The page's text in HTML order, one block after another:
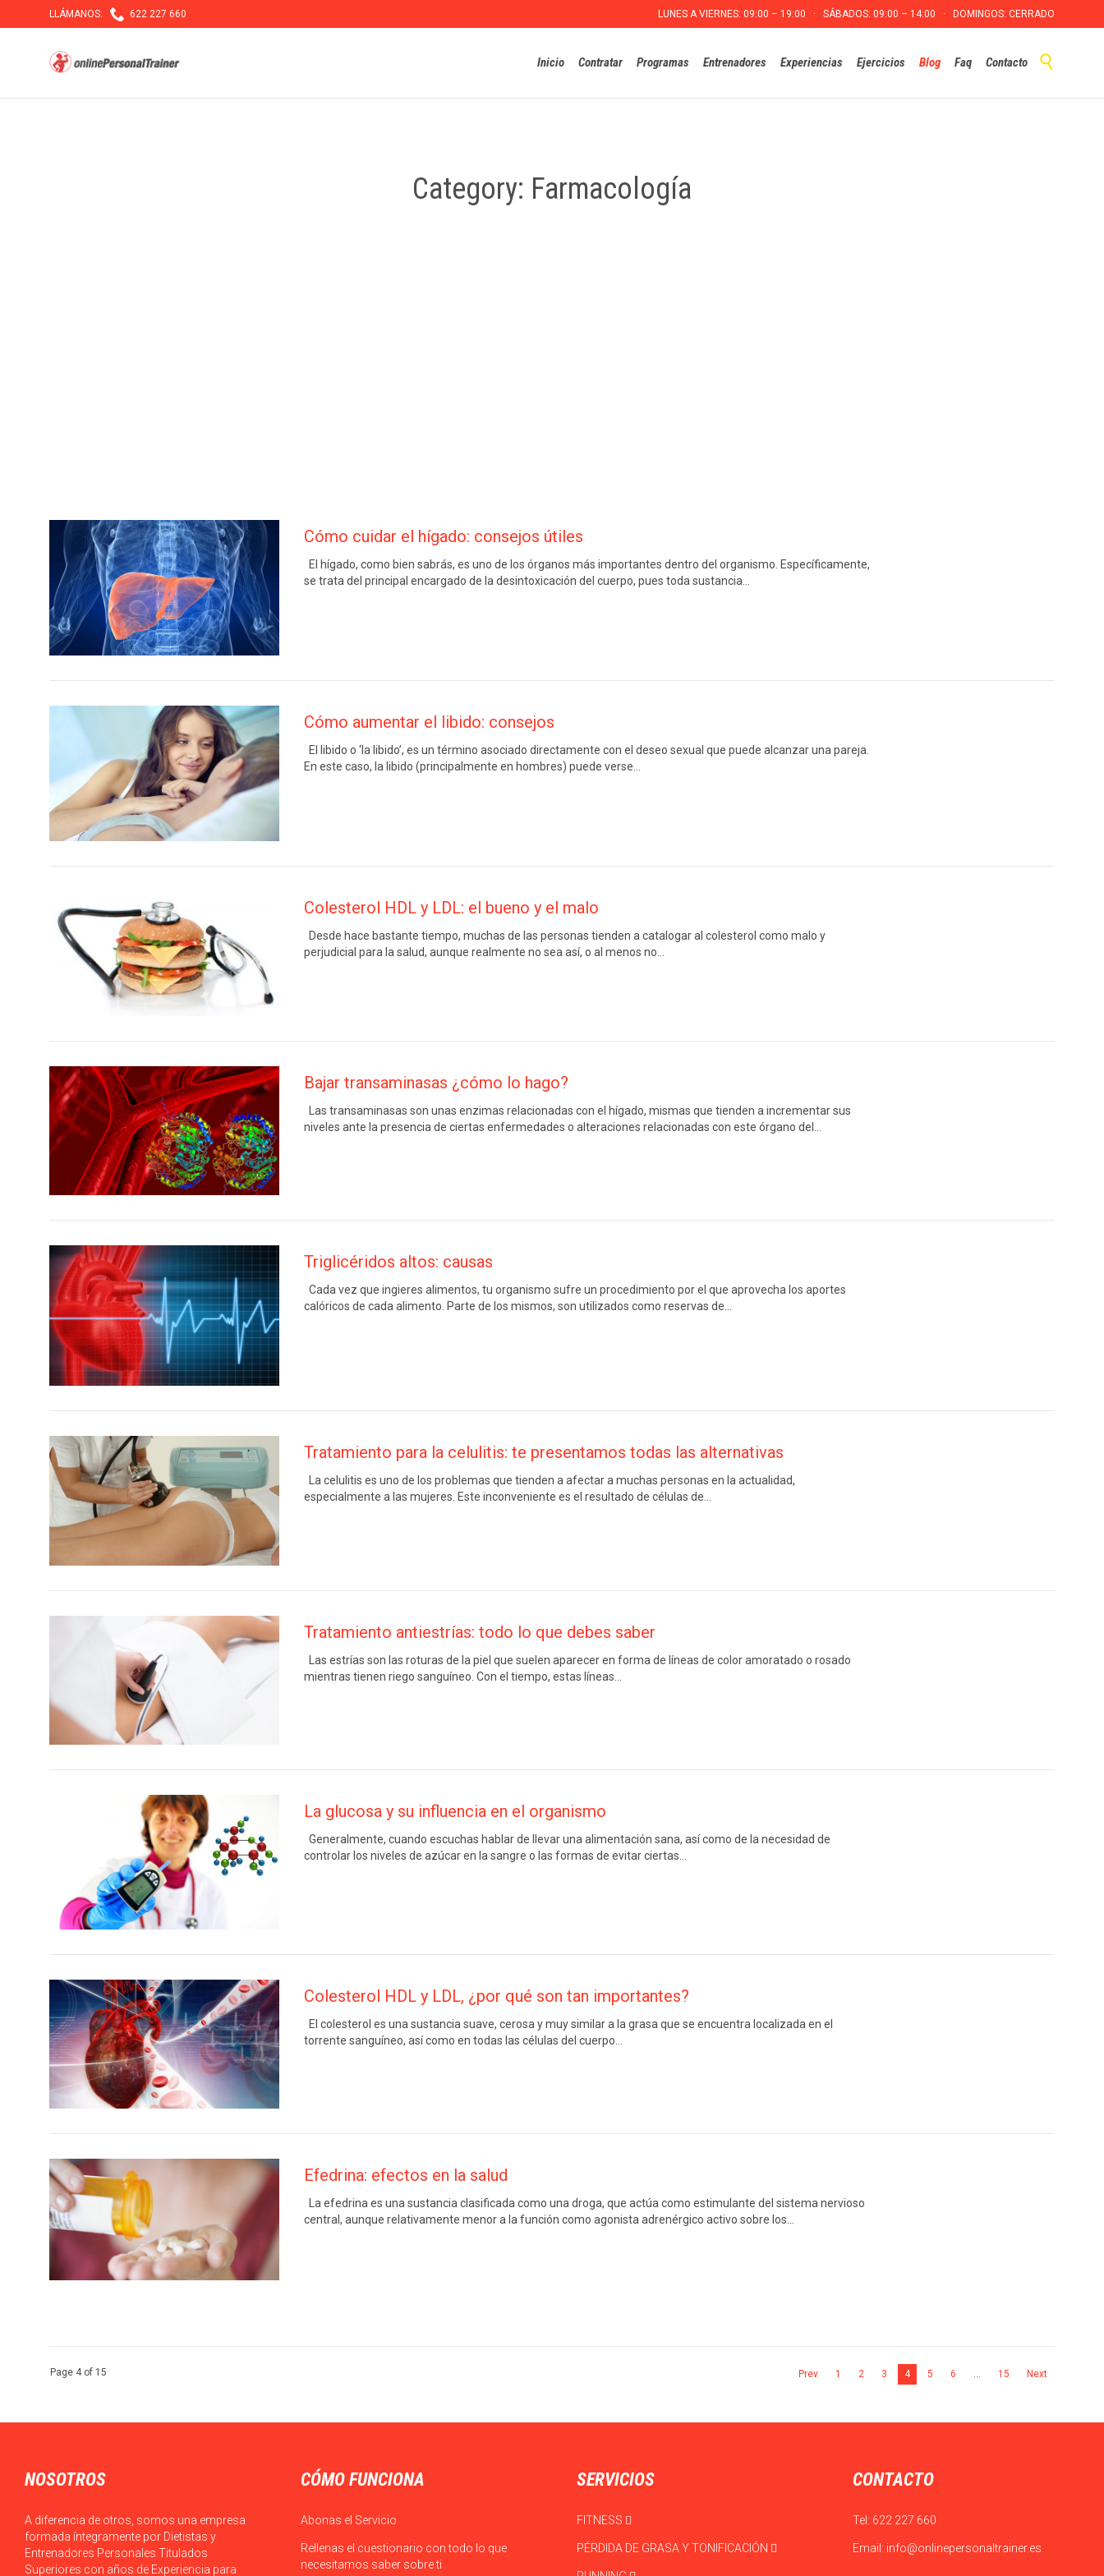
LLÁMANOS:  622 227 660 LUNES A VIERNES: 09:00 – 19:00 · SÁBADOS: 09:00 – 14:00 · DOMINGOS: CERRADO
to
Inicio Contratar Programas Entrenadores Experiencias Ejercicios Blog Faq Contacto 
Category: Farmacología
Cómo cuidar el hígado: consejos útiles
El hígado, como bien sabrás, es uno de los órganos más importantes dentro del organismo. Específicamente,
se trata del principal encargado de la desintoxicación del cuerpo, pues toda sustancia…
Cómo aumentar el libido: consejos
El libido o ‘la libido’, es un término asociado directamente con el deseo sexual que puede alcanzar una pareja.
En este caso, la libido (principalmente en hombres) puede verse…
Colesterol HDL y LDL: el bueno y el malo
Desde hace bastante tiempo, muchas de las personas tienden a catalogar al colesterol como malo y
perjudicial para la salud, aunque realmente no sea así, o al menos no…
Bajar transaminasas ¿cómo lo hago?
Las transaminasas son unas enzimas relacionadas con el hígado, mismas que tienden a incrementar sus
niveles ante la presencia de ciertas enfermedades o alteraciones relacionadas con este órgano del…
Triglicéridos altos: causas
Cada vez que ingieres alimentos, tu organismo sufre un procedimiento por el que aprovecha los aportes
calóricos de cada alimento. Parte de los mismos, son utilizados como reservas de…
Tratamiento para la celulitis: te presentamos todas las alternativas
La celulitis es uno de los problemas que tienden a afectar a muchas personas en la actualidad,
especialmente a las mujeres. Este inconveniente es el resultado de células de…
Tratamiento antiestrías: todo lo que debes saber
Las estrías son las roturas de la piel que suelen aparecer en forma de líneas de color amoratado o rosado
mientras tienen riego sanguíneo. Con el tiempo, estas líneas…
La glucosa y su influencia en el organismo
Generalmente, cuando escuchas hablar de llevar una alimentación sana, así como de la necesidad de
controlar los niveles de azúcar en la sangre o las formas de evitar ciertas…
Colesterol HDL y LDL, ¿por qué son tan importantes?
El colesterol es una sustancia suave, cerosa y muy similar a la grasa que se encuentra localizada en el
torrente sanguíneo, así como en todas las células del cuerpo…
Efedrina: efectos en la salud
La efedrina es una sustancia clasificada como una droga, que actúa como estimulante del sistema nervioso
central, aunque relativamente menor a la función como agonista adrenérgico activo sobre los…
Page 4 of 15 Prev 1 2 3 4 5 6 … 15 Next
NOSOTROS
A diferencia de otros, somos una empresa
formada íntegramente por Dietistas y
Entrenadores Personales Titulados
Superiores con años de Experiencia para
CÓMO FUNCIONA
Abonas el Servicio
Rellenas el cuestionario con todo lo que
necesitamos saber sobre ti
SERVICIOS
FITNESS
PÉRDIDA DE GRASA Y TONIFICACIÓN
CONTACTO
Tel: 622 227 660
Email: info@onlinepersonaltrainer.es